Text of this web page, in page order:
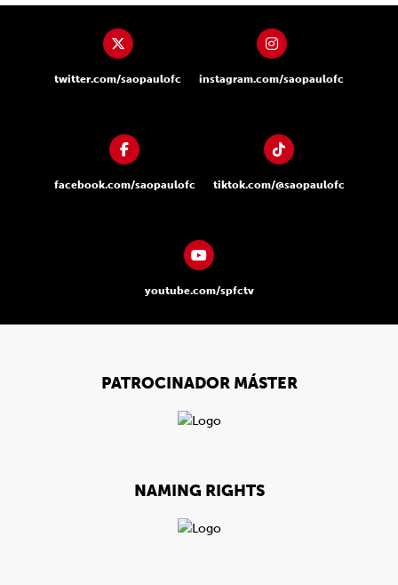
twitter.com/saopaulofc instagram.com/saopaulofc
facebook.com/saopaulofc tiktok.com/@saopaulofc
youtube.com/spfctv
PATROCINADOR MÁSTER
NAMING RIGHTS